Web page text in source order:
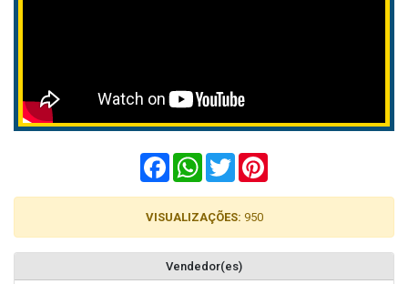
FacebookWhatsApp
Twitter
VISUALIZAÇÕES: 950
Vendedor(es)